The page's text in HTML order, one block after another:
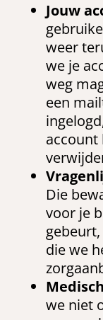
Jouw
weer
we je
weg
een
account
Die
voor je
die we
we niet